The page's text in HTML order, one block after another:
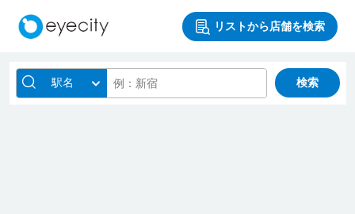
リストから店舗を検索
駅名 検索